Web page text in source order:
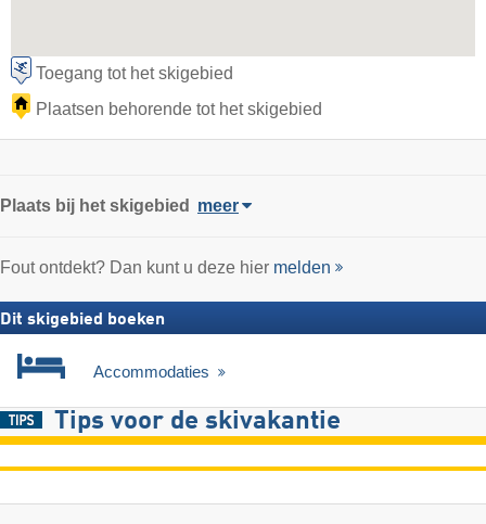
Toegang tot het skigebied
Plaatsen behorende tot het skigebied
Plaats bij het skigebied meer
Fout ontdekt? Dan kunt u deze hier melden
Dit skigebied boeken
Accommodaties
Tips voor de skivakantie